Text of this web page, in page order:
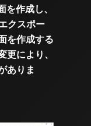
作成し、
クスポー
を作成する
更により、
ありま